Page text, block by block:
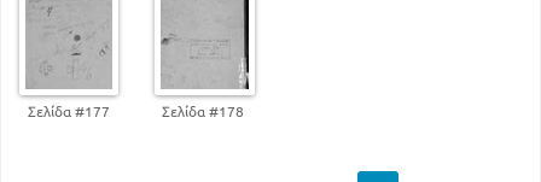
Σελίδα #177 Σελίδα #178